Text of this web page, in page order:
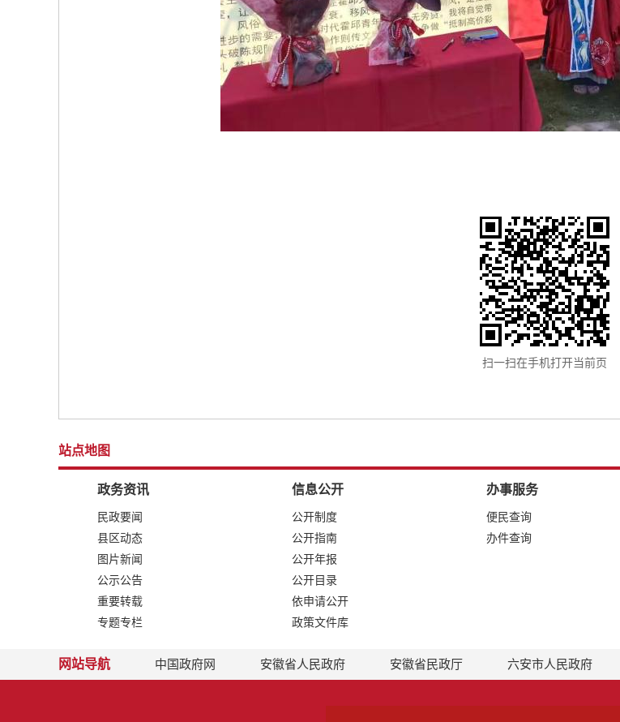
扫一扫在手机打开当前页
站点地图
政务资讯
民政要闻
县区动态
图片新闻
公示公告
重要转载
专题专栏
信息公开
公开制度
公开指南
公开年报
公开目录
依申请公开
政策文件库
办事服务
便民查询
办件查询
网站导航 中国政府网 安徽省人民政府 安徽省民政厅 六安市人民政府